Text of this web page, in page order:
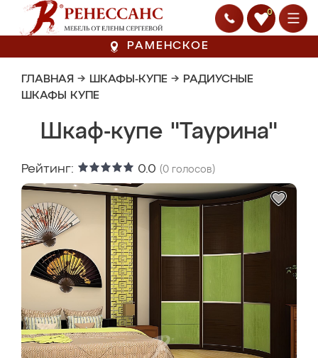
0
РАМЕНСКОЕ
ГЛАВНАЯ → ШКАФЫ-КУПЕ → РАДИУСНЫЕ
ШКАФЫ КУПЕ
Шкаф-купе "Таурина"
Рейтинг: 0.0 (0 голосов)